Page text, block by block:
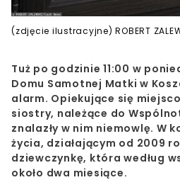
(zdjęcie ilustracyjne) ROBERT
Tuż po godzinie 11:00 w
Domu Samotnej Matki w
alarm. Opiekujące się
siostry, należące do
znalazły w nim niemowlę. W
życia, działającym od 2009
dziewczynkę, która według
około dwa miesiące.